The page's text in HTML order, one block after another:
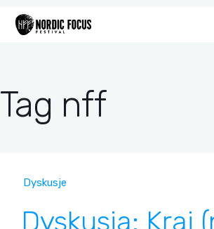
treści
Tag nff
Dyskusje
Dyskusja: Kraj